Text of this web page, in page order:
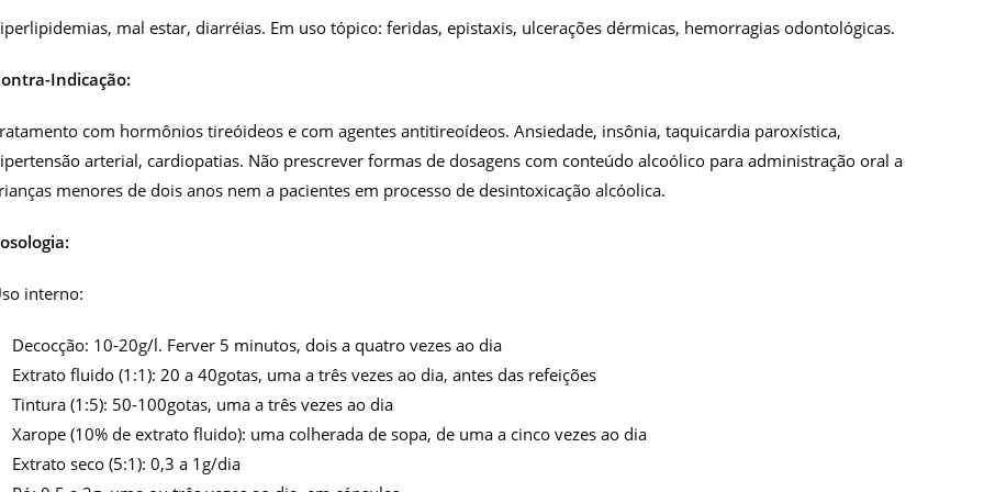
mal estar, diarréias. Em uso tópico: feridas, epistaxis, ulcerações dérmicas, hemorragias odontológicas.
Indicação:
com hormônios tireóideos e com agentes antitireoídeos. Ansiedade, insônia, taquicardia paroxística,
arterial, cardiopatias. Não prescrever formas de dosagens com conteúdo alcoólico para administração oral a
menores de dois anos nem a pacientes em processo de desintoxicação alcóolica.
interno:
Decocção: 10-20g/l. Ferver 5 minutos, dois a quatro vezes ao dia
Extrato fluido (1:1): 20 a 40gotas, uma a três vezes ao dia, antes das refeições
Tintura (1:5): 50-100gotas, uma a três vezes ao dia
Xarope (10% de extrato fluido): uma colherada de sopa, de uma a cinco vezes ao dia
Extrato seco (5:1): 0,3 a 1g/dia